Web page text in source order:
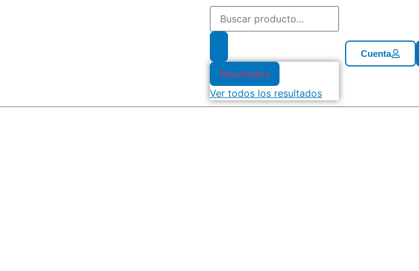
Resultados
Ver todos los resultados
Cuenta